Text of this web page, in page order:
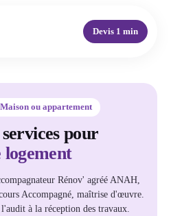
Devis 1 min
ou appartement
pour
Rénov' agréé ANAH,
Accompagné, maîtrise d'œuvre.
à la réception des travaux.